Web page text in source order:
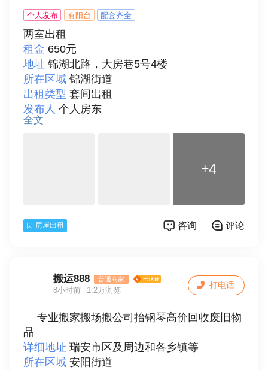
联系人 阿银
个人发布 有阳台 配套齐全
两室出租
租金 650元
地址 锦湖北路，大房巷5号4楼
所在区域 锦湖街道
出租类型 套间出租
发布人 个人房东
面积
宽带、有线、独立卫生间、阳台、可做饭
联系人 蒋财良
全文
+4
房屋出租 咨询 评论
搬运888 普通商家
8小时前 1.2万浏览
专业搬家搬场搬公司抬钢琴高价回收废旧物
品
详细地址 瑞安市区及周边和各乡镇等
所在区域 安阳街道
打电话